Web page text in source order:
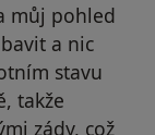
můj pohled
a nic
stavu
takže
zády, což